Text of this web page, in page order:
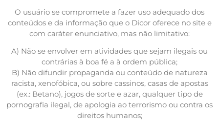
O usuário se compromete a fazer uso adequado dos
conteúdos e da informação que o Dicor oferece no site e
com caráter enunciativo, mas não limitativo:
A) Não se envolver em atividades que sejam ilegais ou
contrárias à boa fé a à ordem pública;
B) Não difundir propaganda ou conteúdo de natureza
racista, xenofóbica, ou sobre cassinos, casas de apostas
(ex.: Betano), jogos de sorte e azar, qualquer tipo de
pornografia ilegal, de apologia ao terrorismo ou contra os
direitos humanos;